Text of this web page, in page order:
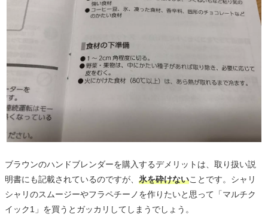
ブラウンのハンドブレンダーを購入するデメリットは、取り扱い説
明書にも記載されているのですが、 氷を砕けないことです。シャリ
シャリのスムージーやフラペチーノを作りたいと思って「マルチク
イック1」を買うとガッカリしてしまうでしょう。